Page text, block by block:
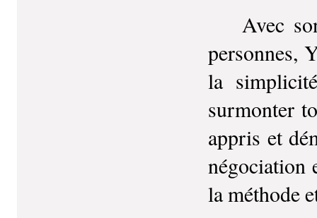
Avec son
personnes,
la
surmonter
appris et
négociation
la méthode